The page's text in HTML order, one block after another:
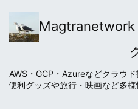
Magtranetwork
AWS・GCP・Azureなどクラウ
便利グッズや旅行・映画など多